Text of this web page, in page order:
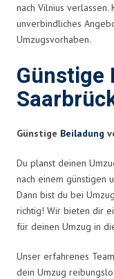
nach Vilnius
unverbindliches
Umzugsvorhaben.
Günstige
Günstige Beiladung
Du planst deinen
nach einem günstigen
Dann bist du bei
richtig! Wir bieten dir
für deinen Umzug in
Unser erfahrenes
dein Umzug